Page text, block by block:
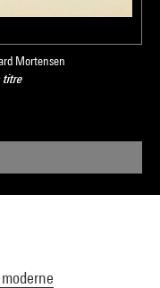
Mortensen
titre